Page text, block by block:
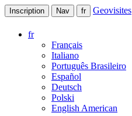
Inscription Nav fr Geovisites
fr
Français
Italiano
Português Brasileiro
Español
Deutsch
Polski
English American